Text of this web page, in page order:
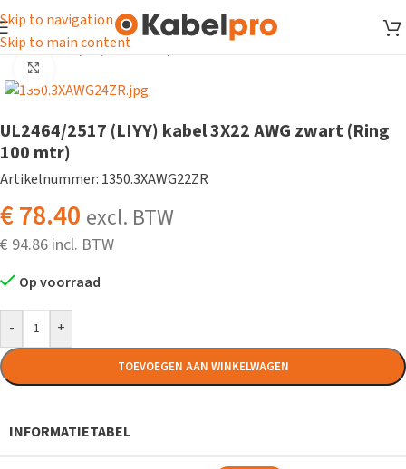
Skip to navigation
Skip to main content
Home/ Kabel/UL/CSA kabel
UL2464/2517 (LIYY) kabel 3X22 AWG zwart (Ring
100 mtr)
Artikelnummer: 1350.3XAWG22ZR
€78.40 excl. BTW
€ 94.86
Op voorraad
- +
TOEVOEGEN AAN WINKELWAGEN
INFORMATIETABEL